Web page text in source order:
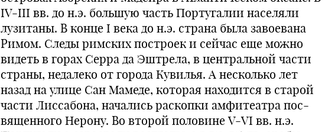
IV-III вв. до н.э. большую часть Португалии населяли
лузитаны. В конце I века до н.э. страна была завоевана
Римом. Следы римских построек и сейчас еще можно
видеть в горах Серра да Эштрела, в центральной части
страны, недалеко от города Кувилья. А несколько лет
назад на улице Сан Мамеде, которая находится в старой
части Лиссабона, начались раскопки амфитеатра пос-
вященного Нерону. Во второй половине V-VI вв. н.э.